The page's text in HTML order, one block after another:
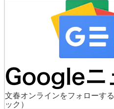
文春オンラインをフォローする
ック）